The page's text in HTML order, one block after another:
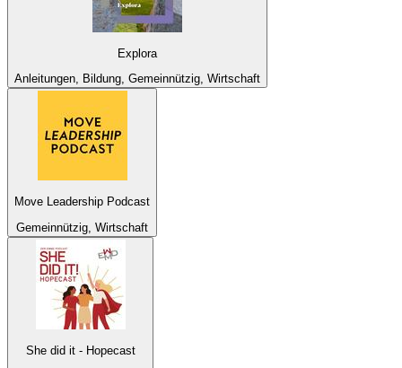
Explora
Anleitungen, Bildung, Gemeinnützig, Wirtschaft
Move Leadership Podcast
Gemeinnützig, Wirtschaft
She did it - Hopecast